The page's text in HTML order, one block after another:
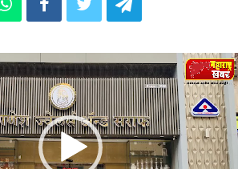
Video
Player